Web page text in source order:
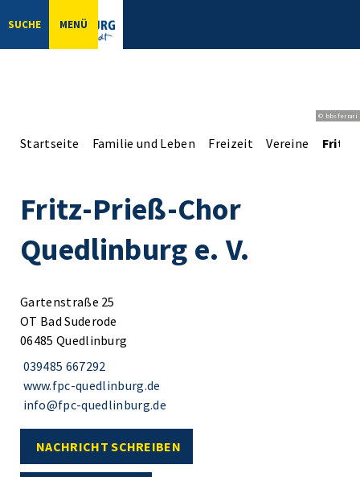
SUCHE MENÜ
© bbsferrari
Startseite Familie und Leben Freizeit Vereine Fritz-
Fritz-Prieß-Chor
Quedlinburg e. V.
Gartenstraße 25
OT Bad Suderode
06485 Quedlinburg
039485 667292
www.fpc-quedlinburg.de
info@fpc-quedlinburg.de
NACHRICHT SCHREIBEN